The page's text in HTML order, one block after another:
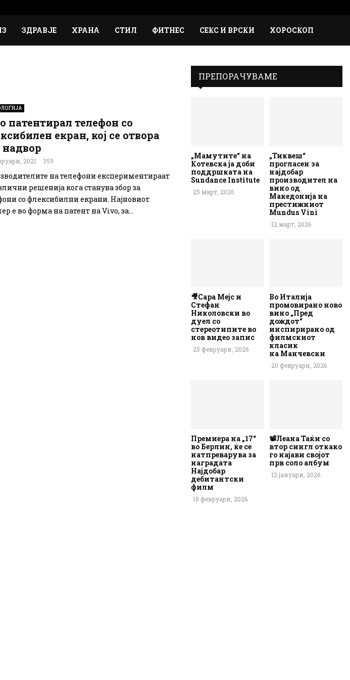
ЗДРАВЈЕ ХРАНА СТИЛ ФИТНЕС СЕКС И ВРСКИ ХОРОСКОП
патентирал телефон со
екран, кој се отвора
надвор
2021 359
на телефони експериментираат
решенија кога станува збор за
со флексибилни екрани. Најновиот
е во форма на патент на Vivo, за...
ПРЕПОРАЧУВАМЕ
„Мамутите“ на
Котевска ја доби
поддршката на
Sundance Institute
25 март, 2026
„Тиквеш“
прогласен за
најдобар
производител на
вино од
Македонија на
престижниот
Mundus Vini
12 март, 2026
🎥Сара Мејс и
Стефан
Николовски во
дуел со
стереотипите во
нов видео запис
25 февруари, 2026
Во Италија
промовирано ново
вино „Пред
дождот“
инспирирано од
филмскиот
класик
на Манчевски
20 февруари, 2026
Премиера на „17“
во Берлин, ќе се
натпреварува за
наградата
Најдобар
дебитантски
филм
18 февруари, 2026
📽️Леана Таќи со
втор сингл откако
го најави својот
прв соло албум
12 јануари, 2026